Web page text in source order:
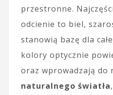
przestronne.
odcienie to biel,
stanowią bazę dla
kolory optycznie
oraz wprowadzają do
naturalnego światła